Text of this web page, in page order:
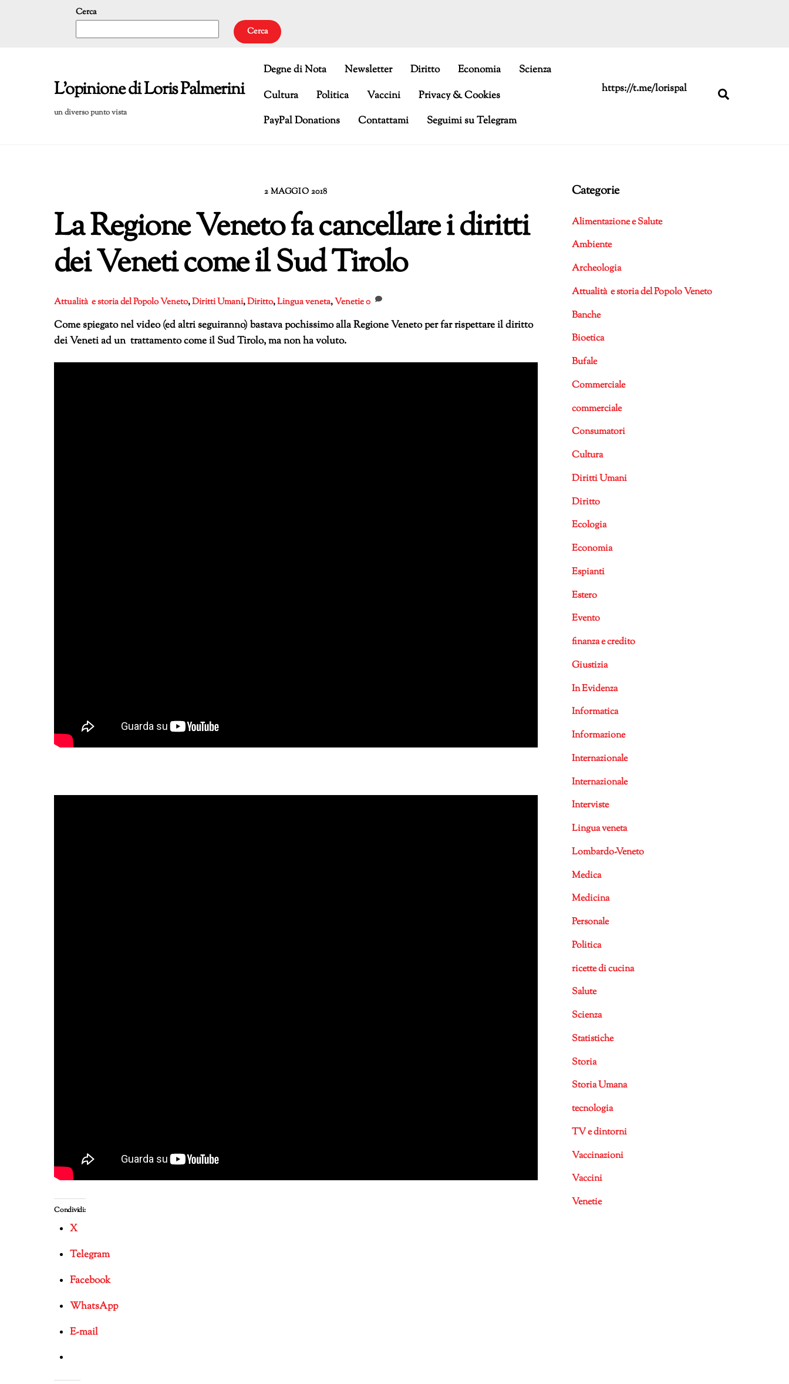
Cerca
Cerca
L'opinione di Loris Palmerini
un diverso punto vista
https://t.me/lorispal
Degne di Nota Newsletter Diritto Economia
Scienza
Cultura
Politica Vaccini
Privacy & Cookies
PayPal Donations
Contattami Seguimi su Telegram
2 MAGGIO 2018
La Regione Veneto fa cancellare i diritti
dei Veneti come il Sud Tirolo
Attualità e storia del Popolo Veneto,Diritti Umani,Diritto,Lingua veneta,Venetie0
Come spiegato nel video (ed altri seguiranno) bastava pochissimo alla Regione Veneto per far rispettare il diritto
dei Veneti ad un trattamento come il Sud Tirolo, ma non ha voluto.
Condividi:
X
Telegram
Facebook
WhatsApp
E-mail
Categorie
Alimentazione e Salute
Ambiente
Archeologia
Attualità e storia del Popolo Veneto
Banche
Bioetica
Bufale
Commerciale
commerciale
Consumatori
Cultura
Diritti Umani
Diritto
Ecologia
Economia
Espianti
Estero
Evento
finanza e credito
Giustizia
In Evidenza
Informatica
Informazione
Internazionale
Internazionale
Interviste
Lingua veneta
Lombardo-Veneto
Medica
Medicina
Personale
Politica
ricette di cucina
Salute
Scienza
Statistiche
Storia
Storia Umana
tecnologia
TV e dintorni
Vaccinazioni
Vaccini
Venetie